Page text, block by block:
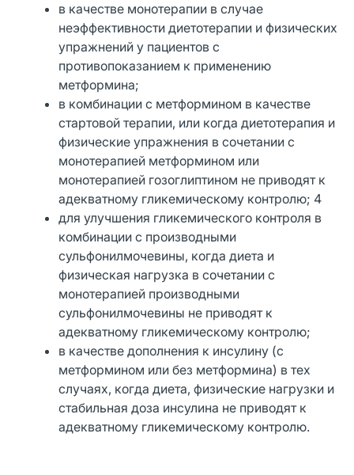
в качестве монотерапии в случае
неэффективности диетотерапии и физических
упражнений у пациентов с
противопоказанием к применению
метформина;
в комбинации с метформином в качестве
стартовой терапии, или когда диетотерапия и
физические упражнения в сочетании с
монотерапией метформином или
монотерапией гозоглиптином не приводят к
адекватному гликемическому контролю; 4
для улучшения гликемического контроля в
комбинации с производными
сульфонилмочевины, когда диета и
физическая нагрузка в сочетании с
монотерапией производными
сульфонилмочевины не приводят к
адекватному гликемическому контролю;
в качестве дополнения к инсулину (с
метформином или без метформина) в тех
случаях, когда диета, физические нагрузки и
стабильная доза инсулина не приводят к
адекватному гликемическому контролю.